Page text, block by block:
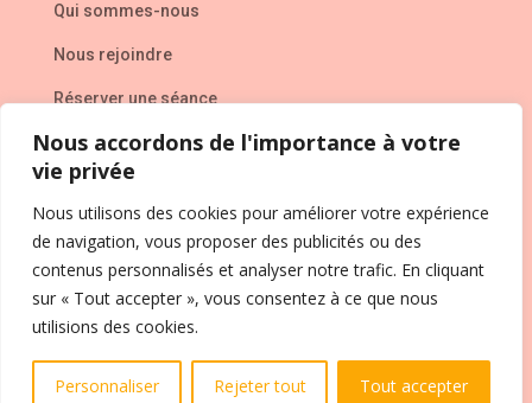
Nous accordons de l'importance à votre
vie privée
Nous utilisons des cookies pour améliorer votre expérience
de navigation, vous proposer des publicités ou des
contenus personnalisés et analyser notre trafic. En cliquant
sur « Tout accepter », vous consentez à ce que nous
utilisions des cookies.
Personnaliser Rejeter tout Tout accepter
Qui sommes-nous
Nous rejoindre
Réserver une séance
L’entreprise
Politique de confidentialité&CVG
Contact
FAQ